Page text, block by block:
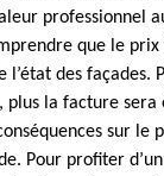
professionnel
que le
l’état des façades.
la facture sera
sur le
Pour profiter